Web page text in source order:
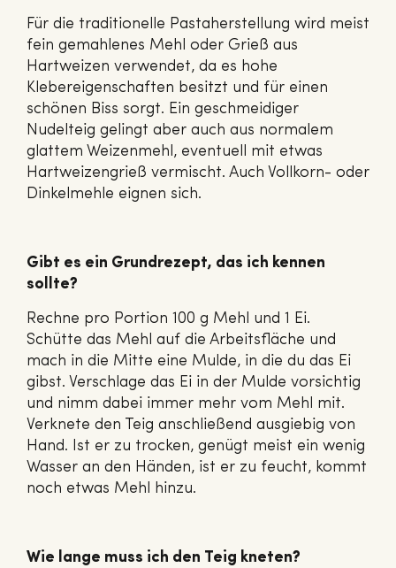
Für die traditionelle Pastaherstellung wird meist
fein gemahlenes Mehl oder Grieß aus
Hartweizen verwendet, da es hohe
Klebereigenschaften besitzt und für einen
schönen Biss sorgt. Ein geschmeidiger
Nudelteig gelingt aber auch aus normalem
glattem Weizenmehl, eventuell mit etwas
Hartweizengrieß vermischt. Auch Vollkorn- oder
Dinkelmehle eignen sich.
Gibt es ein Grundrezept, das ich kennen
sollte?
Rechne pro Portion 100 g Mehl und 1 Ei.
Schütte das Mehl auf die Arbeitsfläche und
mach in die Mitte eine Mulde, in die du das Ei
gibst. Verschlage das Ei in der Mulde vorsichtig
und nimm dabei immer mehr vom Mehl mit.
Verknete den Teig anschließend ausgiebig von
Hand. Ist er zu trocken, genügt meist ein wenig
Wasser an den Händen, ist er zu feucht, kommt
noch etwas Mehl hinzu.
Wie lange muss ich den Teig kneten?